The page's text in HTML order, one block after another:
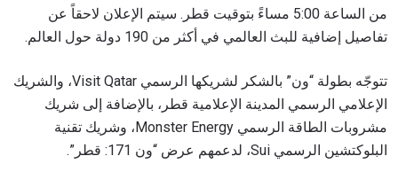
من الساعة 5:00 مساءً بتوقيت قطر. سيتم الإعلان لاحقاً عن
تفاصيل إضافية للبث العالمي في أكثر من 190 دولة حول العالم.
تتوجّه بطولة “ون” بالشكر لشريكها الرسمي Visit Qatar، والشريك
الإعلامي الرسمي المدينة الإعلامية قطر، بالإضافة إلى شريك
مشروبات الطاقة الرسمي Monster Energy، وشريك تقنية
البلوكتشين الرسمي Sui، لدعمهم عرض “ون 171: قطر”.